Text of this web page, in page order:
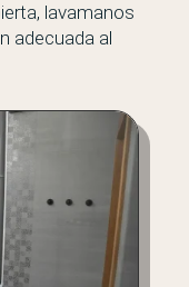
lavamanos
adecuada al